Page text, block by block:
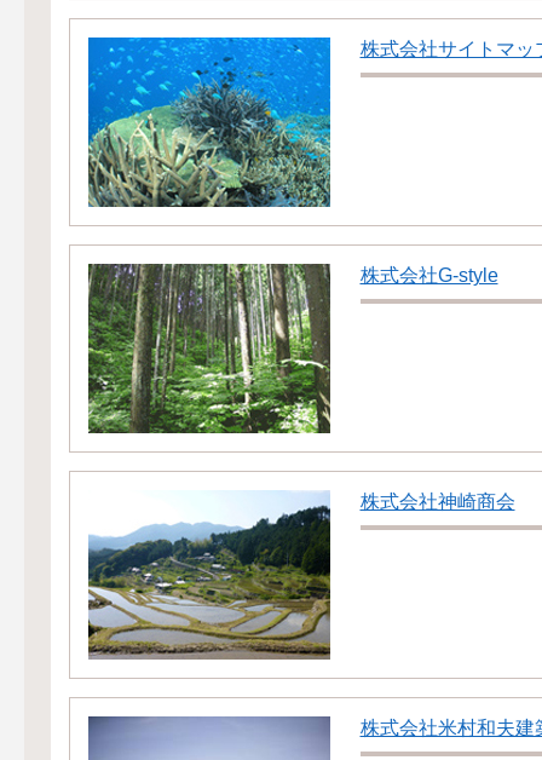
株式会社サイトマッ
株式会社G-style
株式会社神崎商会
株式会社米村和夫建